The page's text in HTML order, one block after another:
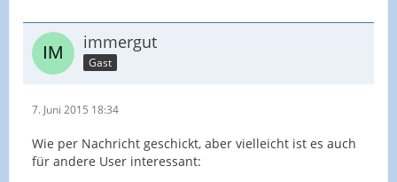
immergut
Gast
7. Juni 2015 18:34
Wie per Nachricht geschickt, aber vielleicht ist es auch
für andere User interessant: